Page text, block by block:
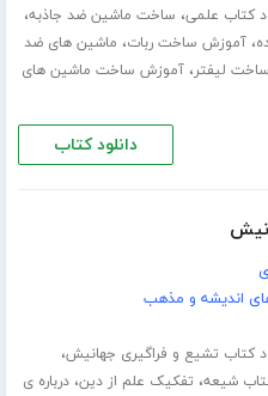
کتاب علمی، ساخت ماشین ضد جاذبه،
،آموزش ساخت ربات، ماشین های ضد
لیفتر،آموزش ساخت ماشین های
دانلود کتاب
اندیشه و مذهب
کتاب تشیع و فراگیری جهانیش،
شیعه، تفکیک علم از دین،درباره ی